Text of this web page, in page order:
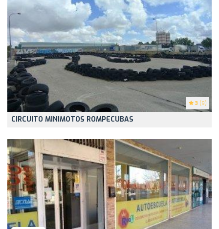
3 (9)
CIRCUITO MINIMOTOS ROMPECUBAS